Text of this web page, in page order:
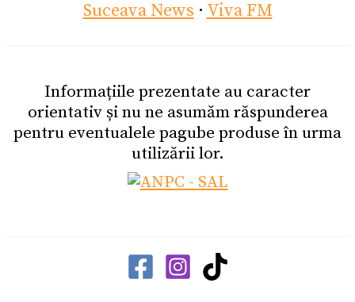
Suceava News · Viva FM
Informațiile prezentate au caracter
orientativ și nu ne asumăm răspunderea
pentru eventualele pagube produse în urma
utilizării lor.